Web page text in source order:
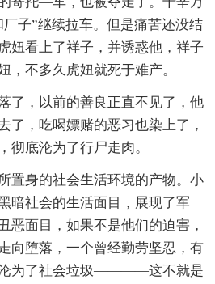
子”继续拉车。但是痛苦还没结
妞看上了祥子，并诱惑他，祥子
，不多久虎妞就死于难产。
了，以前的善良正直不见了，他
了，吃喝嫖赌的恶习也染上了，
彻底沦为了行尸走肉。
置身的社会生活环境的产物。小
暗社会的生活面目，展现了军
恶面目，如果不是他们的迫害，
向堕落，一个曾经勤劳坚忍，有
沦为了社会垃圾————这不就是